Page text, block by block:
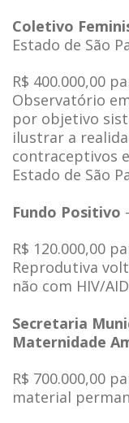
Coletivo
Estado de São
R$ 400.000,00
Observatório
por objetivo
ilustrar a
contraceptivos
Estado de São
Fundo Positivo
R$ 120.000,00
Reprodutiva
não com HIV/
Secretaria
Maternidade
R$ 700.000,00
material